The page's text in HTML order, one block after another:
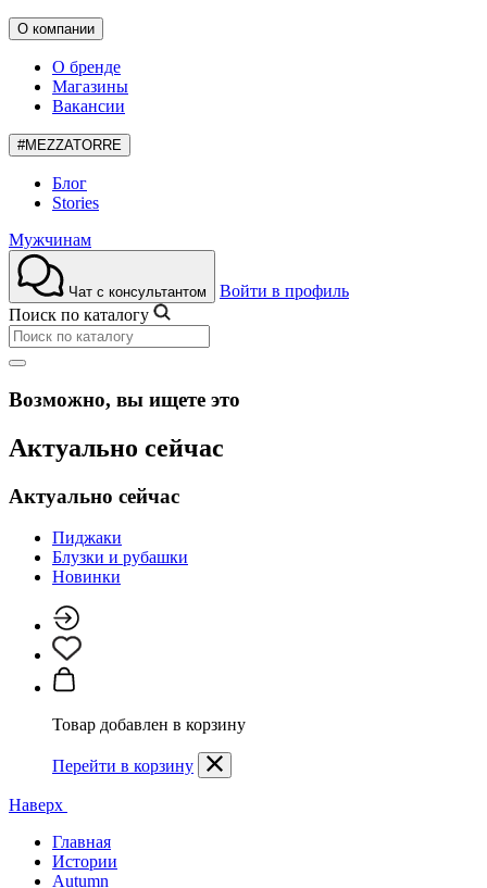
О компании
О бренде
Магазины
Вакансии
#MEZZATORRE
Блог
Stories
Мужчинам
Чат с консультантом
Войти в профиль
Поиск по каталогу
Возможно, вы ищете это
Актуально сейчас
Актуально сейчас
Пиджаки
Блузки и рубашки
Новинки
Товар добавлен в корзину
Перейти в корзину
Наверх
Главная
Истории
Autumn